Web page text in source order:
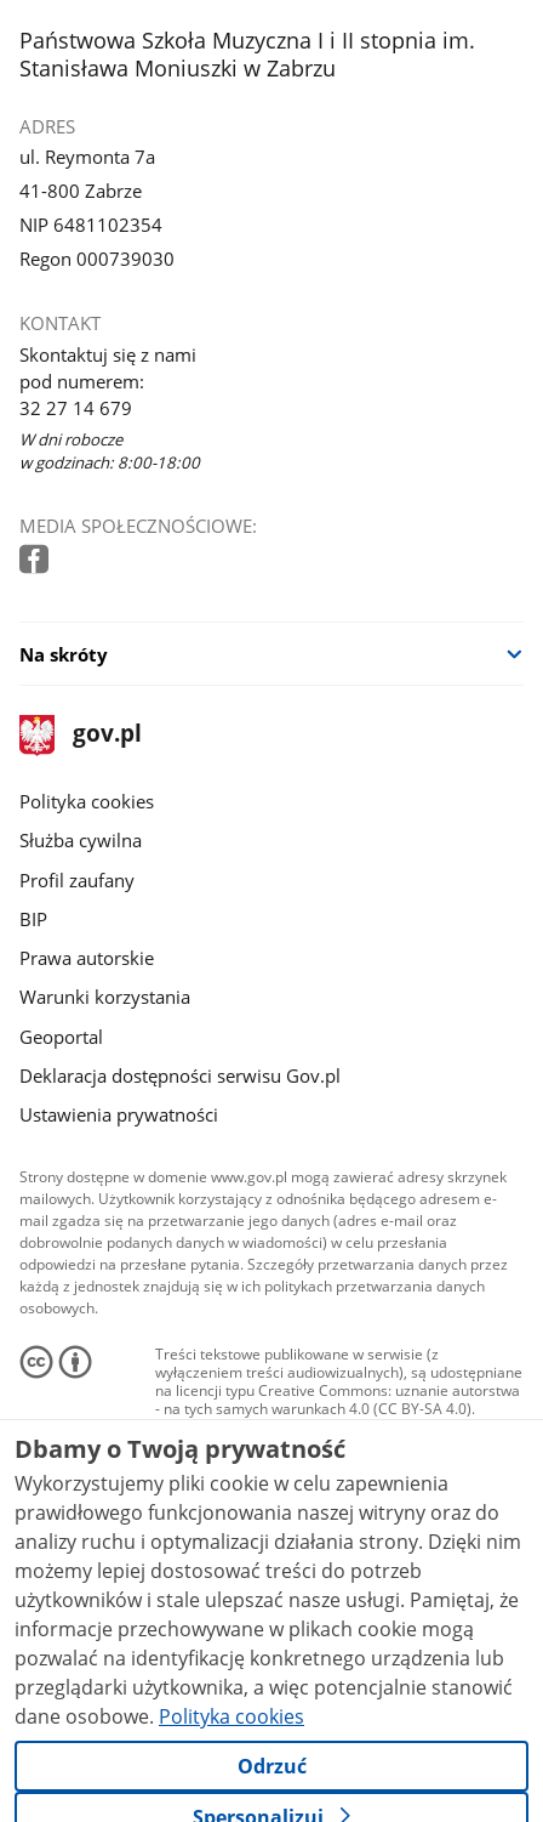
stopka
Państwowa Szkoła Muzyczna I i II stopnia im.
Stanisława Moniuszki w Zabrzu
ADRES
ul. Reymonta 7a
41-800 Zabrze
NIP 6481102354
Regon 000739030
KONTAKT
Skontaktuj się z nami
pod numerem:
32 27 14 679
W dni robocze
w godzinach: 8:00-18:00
MEDIA SPOŁECZNOŚCIOWE:
Na skróty
stopka
gov.pl
Strona
gov.pl
gov.pl
Polityka cookies
Służba cywilna
Profil zaufany
BIP
Prawa autorskie
Warunki korzystania
Geoportal
Deklaracja dostępności serwisu Gov.pl
Ustawienia prywatności
Strony dostępne w domenie www.gov.pl mogą zawierać adresy skrzynek
mailowych. Użytkownik korzystający z odnośnika będącego adresem e-
mail zgadza się na przetwarzanie jego danych (adres e-mail oraz
dobrowolnie podanych danych w wiadomości) w celu przesłania
odpowiedzi na przesłane pytania. Szczegóły przetwarzania danych przez
każdą z jednostek znajdują się w ich politykach przetwarzania danych
osobowych.
Treści tekstowe publikowane w serwisie (z
wyłączeniem treści audiowizualnych), są udostępniane
na licencji typu Creative Commons: uznanie autorstwa
- na tych samych warunkach 4.0 (CC BY-SA 4.0).
Materiały audiowizualne, w tym zdjęcia, materiały
audio i wideo, są udostępniane na licencji typu
Creative Commons: uznanie autorstwa użycie
niekomercyjne - bez utworów zależnych 4.0 (CC BY-
NC-ND 4.0), o ile nie jest to stwierdzone inaczej.
Dbamy o Twoją prywatność
Wykorzystujemy pliki cookie w celu zapewnienia
prawidłowego funkcjonowania naszej witryny oraz do
analizy ruchu i optymalizacji działania strony. Dzięki nim
możemy lepiej dostosować treści do potrzeb
użytkowników i stale ulepszać nasze usługi. Pamiętaj, że
informacje przechowywane w plikach cookie mogą
pozwalać na identyfikację konkretnego urządzenia lub
przeglądarki użytkownika, a więc potencjalnie stanowić
dane osobowe. Polityka cookies
Odrzuć